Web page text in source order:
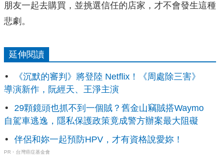
朋友一起去購買，並挑選信任的店家，才不會發生這種
悲劇。
延伸閱讀
《沉默的審判》將登陸 Netflix！《周處除三害》
導演新作，阮經天、王淨主演
29顆鏡頭也抓不到一個賊？舊金山竊賊搭Waymo
自駕車逃逸，隱私保護政策竟成警方辦案最大阻礙
伴侶和妳一起預防HPV，才有資格說愛妳！
PR・台灣癌症基金會